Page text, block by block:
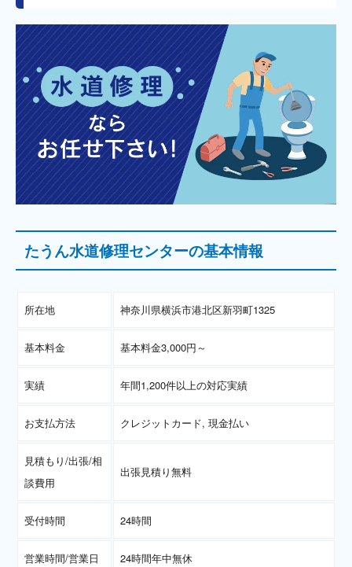
たうん水道修理センターの基本情報
所在地 神奈川県横浜市港北区新羽町1325
基本料金 基本料金3,000円～
実績 年間1,200件以上の対応実績
お支払方法 クレジットカード, 現金払い
見積もり/出張/相
談費用
出張見積り無料
受付時間 24時間
営業時間/営業日 24時間年中無休